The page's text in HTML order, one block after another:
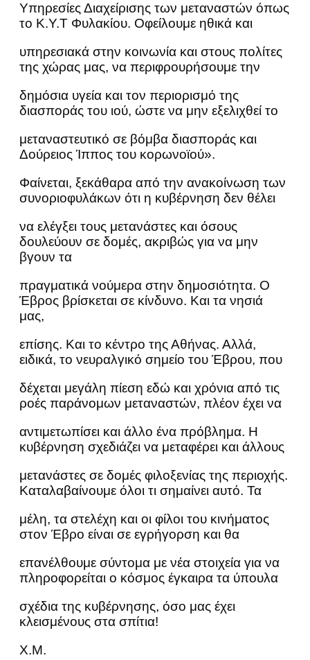
Υπηρεσίες Διαχείρισης των μεταναστών όπως
το Κ.Υ.Τ Φυλακίου. Οφείλουμε ηθικά και
υπηρεσιακά στην κοινωνία και στους πολίτες
της χώρας μας, να περιφρουρήσουμε την
δημόσια υγεία και τον περιορισμό της
διασποράς του ιού, ώστε να μην εξελιχθεί το
μεταναστευτικό σε βόμβα διασποράς και
Δούρειος Ίππος του κορωνοϊού».
Φαίνεται, ξεκάθαρα από την ανακοίνωση των
συνοριοφυλάκων ότι η κυβέρνηση δεν θέλει
να ελέγξει τους μετανάστες και όσους
δουλεύουν σε δομές, ακριβώς για να μην
βγουν τα
πραγματικά νούμερα στην δημοσιότητα. Ο
Έβρος βρίσκεται σε κίνδυνο. Και τα νησιά
μας,
επίσης. Και το κέντρο της Αθήνας. Αλλά,
ειδικά, το νευραλγικό σημείο του Έβρου, που
δέχεται μεγάλη πίεση εδώ και χρόνια από τις
ροές παράνομων μεταναστών, πλέον έχει να
αντιμετωπίσει και άλλο ένα πρόβλημα. Η
κυβέρνηση σχεδιάζει να μεταφέρει και άλλους
μετανάστες σε δομές φιλοξενίας της περιοχής.
Καταλαβαίνουμε όλοι τι σημαίνει αυτό. Τα
μέλη, τα στελέχη και οι φίλοι του κινήματος
στον Έβρο είναι σε εγρήγορση και θα
επανέλθουμε σύντομα με νέα στοιχεία για να
πληροφορείται ο κόσμος έγκαιρα τα ύπουλα
σχέδια της κυβέρνησης, όσο μας έχει
κλεισμένους στα σπίτια!
Χ.Μ.